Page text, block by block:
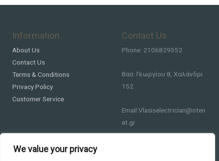
We value your privacy
Information
About Us
Contact Us
Terms & Conditions
Privacy Policy
Customer Service
Contact Us
Phone: 2106829352
Βασ. Γεωργίου 8, Χαλάνδρι
152
Email:Vlasiselectrician@oten
et.gr